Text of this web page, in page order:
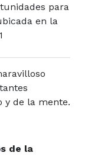
para
en la
y de la mente.
de la